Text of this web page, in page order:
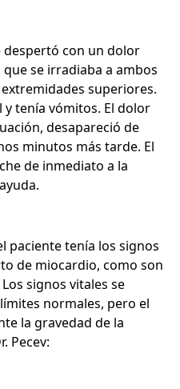
despertó con un dolor
se irradiaba a ambos
superiores.
y tenía vómitos. El dolor
desapareció de
minutos más tarde. El
de inmediato a la
paciente tenía los signos
de miocardio, como son
signos vitales se
normales, pero el
la gravedad de la
Pecev: